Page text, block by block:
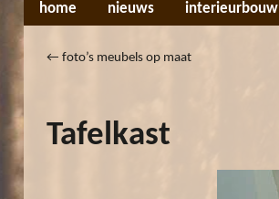
home nieuws interieurbouw
← foto’s meubels op maat
Tafelkast